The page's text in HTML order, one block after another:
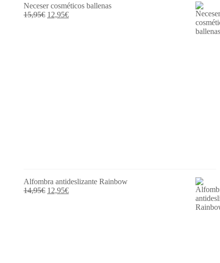
Neceser cosméticos ballenas
15,95€ El
12,95€El
Alfombra antideslizante Rainbow
14,95€ El
12,95€El